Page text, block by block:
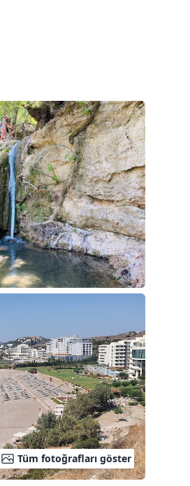
Tüm fotoğrafları göster